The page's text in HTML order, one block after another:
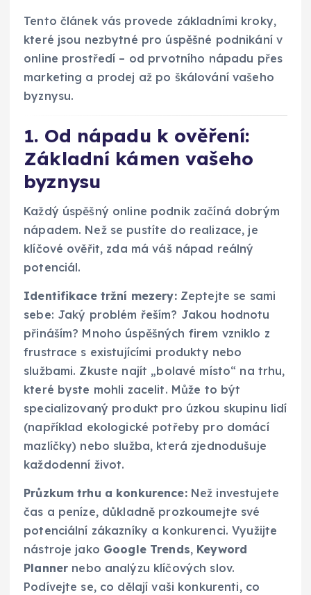
Tento článek vás provede základními kroky,
které jsou nezbytné pro úspěšné podnikání v
online prostředí – od prvotního nápadu přes
marketing a prodej až po škálování vašeho
byznysu.
1. Od nápadu k ověření:
Základní kámen vašeho
byznysu
Každý úspěšný online podnik začíná dobrým
nápadem. Než se pustíte do realizace, je
klíčové ověřit, zda má váš nápad reálný
potenciál.
Identifikace tržní mezery:Zeptejte se sami
sebe: Jaký problém řeším? Jakou hodnotu
přináším? Mnoho úspěšných firem vzniklo z
frustrace s existujícími produkty nebo
službami. Zkuste najít „bolavé místo“ na trhu,
které byste mohli zacelit. Může to být
specializovaný produkt pro úzkou skupinu lidí
(například ekologické potřeby pro domácí
mazlíčky) nebo služba, která zjednodušuje
každodenní život.
Průzkum trhu a konkurence:Než investujete
čas a peníze, důkladně prozkoumejte své
potenciální zákazníky a konkurenci. Využijte
nástroje jako Google Trends, Keyword
Planner nebo analýzu klíčových slov.
Podívejte se, co dělají vaši konkurenti, co